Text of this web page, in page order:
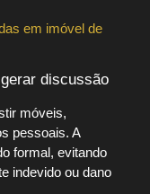
em imóvel de
discussão
móveis,
pessoais. A
formal, evitando
indevido ou dano